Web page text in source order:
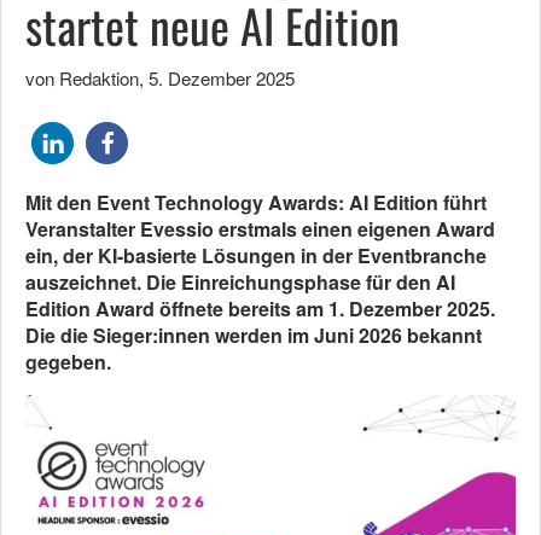
startet neue AI Edition
von Redaktion, 5. Dezember 2025
Mit den Event Technology Awards: AI Edition führt
Veranstalter Evessio erstmals einen eigenen Award
ein, der KI-basierte Lösungen in der Eventbranche
auszeichnet. Die Einreichungsphase für den AI
Edition Award öffnete bereits am 1. Dezember 2025.
Die die Sieger:innen werden im Juni 2026 bekannt
gegeben.